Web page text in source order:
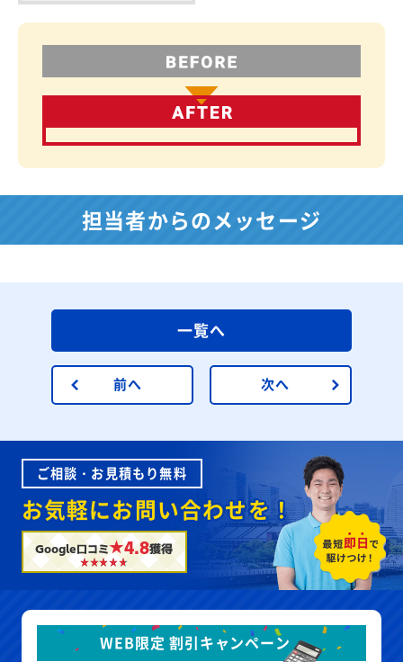
担当者からのメッセージ
前へ
一覧へ
次へ
ご相談・お見積もり無料
お気軽にお問い合わせを！
Google口コミ★4.8獲得
WEB限定 割引キャンペーン